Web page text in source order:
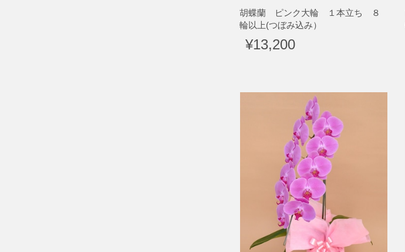
胡蝶蘭 ピンク大輪 １本立ち ８
輪以上(つぼみ込み）
¥13,200